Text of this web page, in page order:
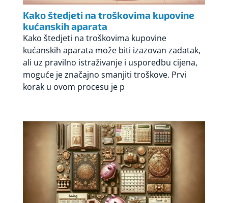
Kako štedjeti na troškovima kupovine
kućanskih aparata
Kako štedjeti na troškovima kupovine
kućanskih aparata može biti izazovan zadatak,
ali uz pravilno istraživanje i usporedbu cijena,
moguće je značajno smanjiti troškove. Prvi
korak u ovom procesu je p